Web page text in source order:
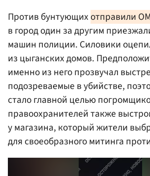
Против бунтующих отправили
в город один за другим
машин полиции. Силовики
из цыганских домов.
именно из него прозвучал
подозреваемые в убийстве,
стало главной целью
правоохранителей также
у магазина, который жители
для своеобразного митинга